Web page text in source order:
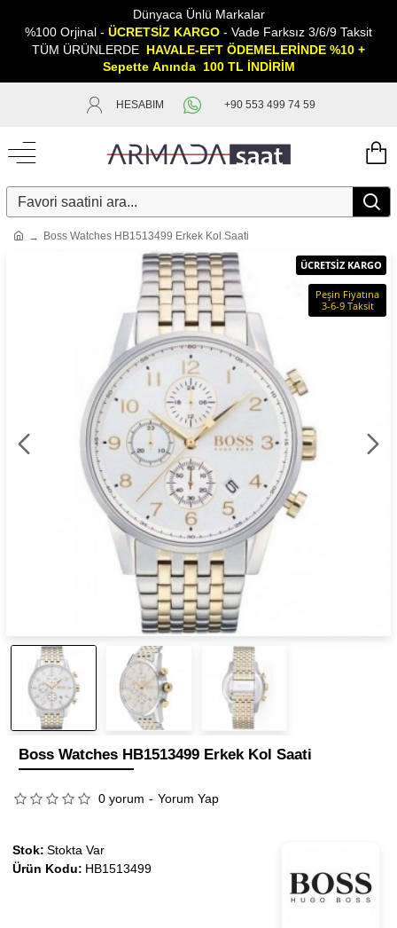
Dünyaca Ünlü Markalar
%100 Orjinal - ÜCRETSİZ KARGO - Vade Farksız 3/6/9 Taksit
TÜM ÜRÜNLERDE HAVALE-EFT ÖDEMELERİNDE %10 +
Sepette Anında 100 TL İNDİRİM
HESABIM +90 553 499 74 59
Boss Watches HB1513499 Erkek Kol Saati
ÜCRETSİZ KARGO
Peşin Fiyatına
3-6-9 Taksit
Boss Watches HB1513499 Erkek Kol Saati
0 yorum - Yorum Yap
Stok: Stokta Var
Ürün Kodu: HB1513499